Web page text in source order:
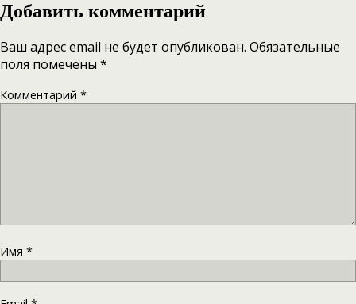
Добавить комментарий
Ваш адрес email не будет опубликован. Обязательные
поля помечены *
Комментарий *
Имя *